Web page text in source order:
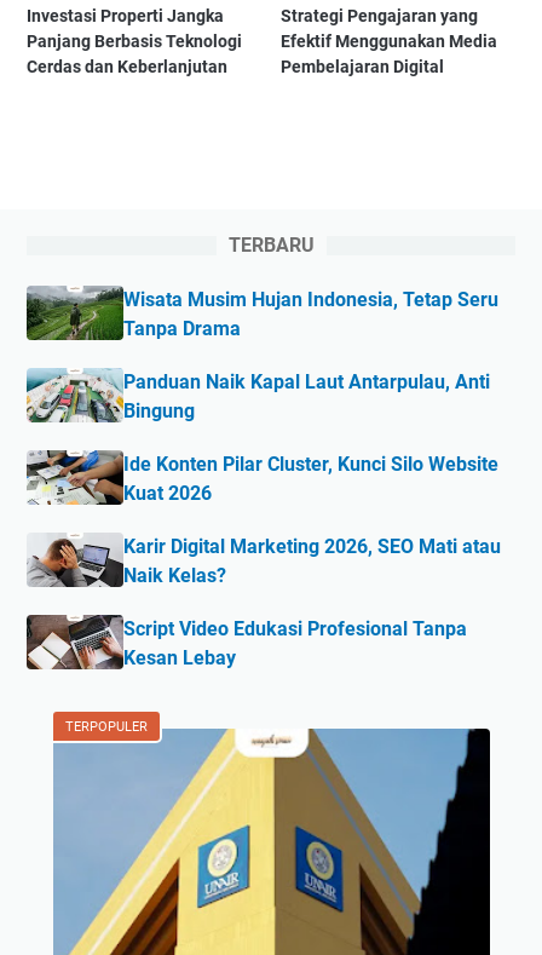
Investasi Properti Jangka
Panjang Berbasis Teknologi
Cerdas dan Keberlanjutan
Strategi Pengajaran yang
Efektif Menggunakan Media
Pembelajaran Digital
TERBARU
Wisata Musim Hujan Indonesia, Tetap Seru
Tanpa Drama
Panduan Naik Kapal Laut Antarpulau, Anti
Bingung
Ide Konten Pilar Cluster, Kunci Silo Website
Kuat 2026
Karir Digital Marketing 2026, SEO Mati atau
Naik Kelas?
Script Video Edukasi Profesional Tanpa
Kesan Lebay
TERPOPULER